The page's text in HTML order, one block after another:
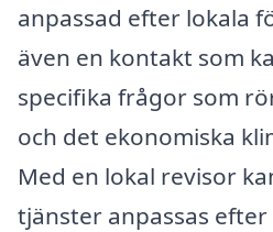
anpassad efter lokala
även en kontakt som
specifika frågor som
och det ekonomiska
Med en lokal revisor
tjänster anpassas